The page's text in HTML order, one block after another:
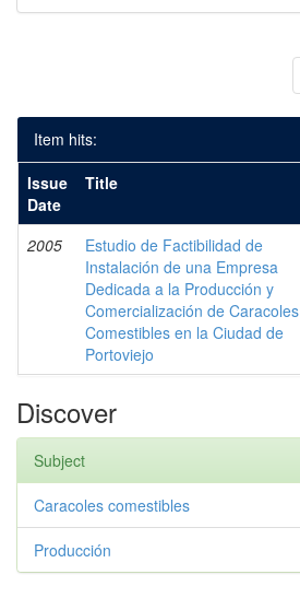
Item hits:
Issue
Date
Title
2005
Estudio de Factibilidad de
Instalación de una Empresa
Dedicada a la Producción y
Comercialización de Caracoles
Comestibles en la Ciudad de
Portoviejo
Discover
Subject
Caracoles comestibles
Producción